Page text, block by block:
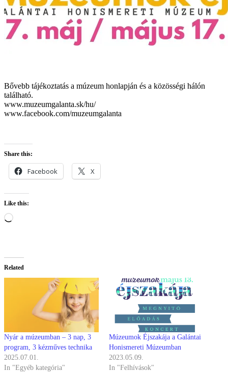
Bővebb tájékoztatás a múzeum honlapján és a közösségi hálón
található.
www.muzeumgalanta.sk/hu/
www.facebook.com/muzeumgalanta
Share this:
Facebook X
Like this:
Loading…
Related
Nyár a múzeumban – 3 nap, 3
program, 3 kézműves technika
2025.07.01.
In "Egyéb kategória"
Múzeumok Éjszakája a Galántai
Honismereti Múzeumban
2023.05.09.
In "Felhívások"